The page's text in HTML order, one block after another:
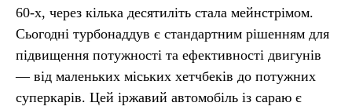
60-х, через кілька десятиліть стала мейнстрімом.
Сьогодні турбонаддув є стандартним рішенням для
підвищення потужності та ефективності двигунів
— від маленьких міських хетчбеків до потужних
суперкарів. Цей іржавий автомобіль із сараю є